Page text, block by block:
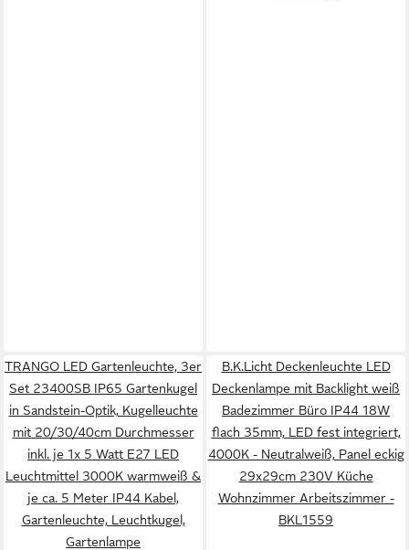
TRANGO LED Gartenleuchte, 3er
Set 23400SB IP65 Gartenkugel
in Sandstein-Optik, Kugelleuchte
mit 20/30/40cm Durchmesser
inkl. je 1x 5 Watt E27 LED
Leuchtmittel 3000K warmweiß &
je ca. 5 Meter IP44 Kabel,
Gartenleuchte, Leuchtkugel,
Gartenlampe
B.K.Licht Deckenleuchte LED
Deckenlampe mit Backlight weiß
Badezimmer Büro IP44 18W
flach 35mm, LED fest integriert,
4000K - Neutralweiß, Panel eckig
29x29cm 230V Küche
Wohnzimmer Arbeitszimmer -
BKL1559